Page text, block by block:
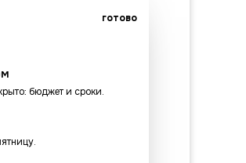
готово
бюджет и сроки.